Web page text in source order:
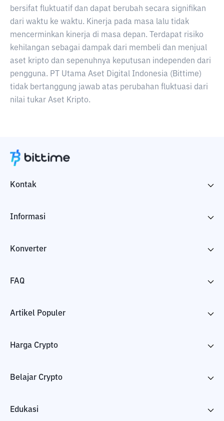
bersifat fluktuatif dan dapat berubah secara signifikan
dari waktu ke waktu. Kinerja pada masa lalu tidak
mencerminkan kinerja di masa depan. Terdapat risiko
kehilangan sebagai dampak dari membeli dan menjual
aset kripto dan sepenuhnya keputusan independen dari
pengguna. PT Utama Aset Digital Indonesia (Bittime)
tidak bertanggung jawab atas perubahan fluktuasi dari
nilai tukar Aset Kripto.
Kontak
Informasi
Konverter
FAQ
Artikel Populer
Harga Crypto
Belajar Crypto
Edukasi